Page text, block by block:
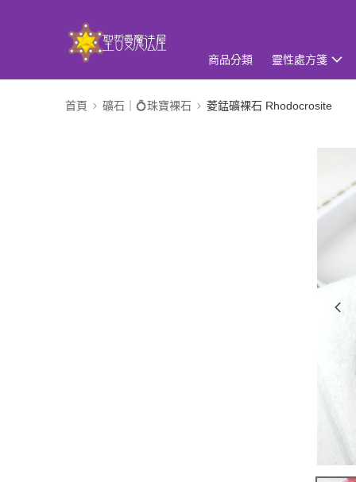
商品分類 靈性處方箋
首頁 礦石｜💍珠寶裸石 菱錳礦裸石 Rhodocrosite